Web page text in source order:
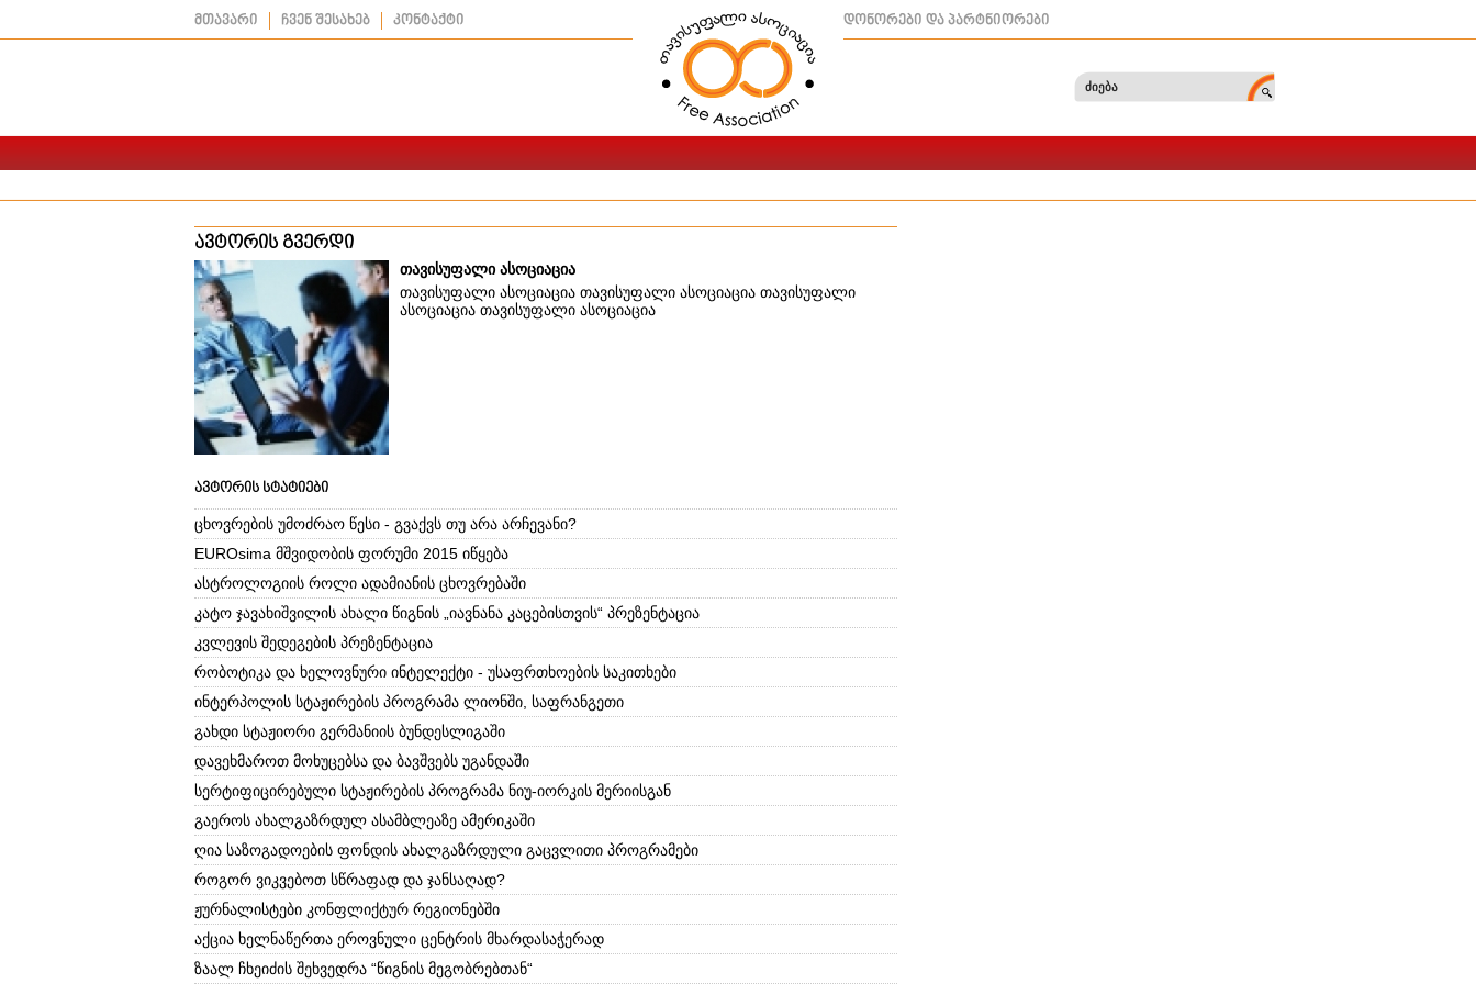
მთავარი ჩვენ შესახებ კონტაქტი დონორები და პარტნიორები
ავტორის გვერდი
თავისუფალი ასოციაცია
თავისუფალი ასოციაცია თავისუფალი ასოციაცია თავისუფალი
ასოციაცია თავისუფალი ასოციაცია
ავტორის სტატიები
ცხოვრების უმოძრაო წესი - გვაქვს თუ არა არჩევანი?
EUROsima მშვიდობის ფორუმი 2015 იწყება
ასტროლოგიის როლი ადამიანის ცხოვრებაში
კატო ჯავახიშვილის ახალი წიგნის „იავნანა კაცებისთვის“ პრეზენტაცია
კვლევის შედეგების პრეზენტაცია
რობოტიკა და ხელოვნური ინტელექტი - უსაფრთხოების საკითხები
ინტერპოლის სტაჟირების პროგრამა ლიონში, საფრანგეთი
გახდი სტაჟიორი გერმანიის ბუნდესლიგაში
დავეხმაროთ მოხუცებსა და ბავშვებს უგანდაში
სერტიფიცირებული სტაჟირების პროგრამა ნიუ-იორკის მერიისგან
გაეროს ახალგაზრდულ ასამბლეაზე ამერიკაში
ღია საზოგადოების ფონდის ახალგაზრდული გაცვლითი პროგრამები
როგორ ვიკვებოთ სწრაფად და ჯანსაღად?
ჟურნალისტები კონფლიქტურ რეგიონებში
აქცია ხელნაწერთა ეროვნული ცენტრის მხარდასაჭერად
ზაალ ჩხეიძის შეხვედრა “წიგნის მეგობრებთან“